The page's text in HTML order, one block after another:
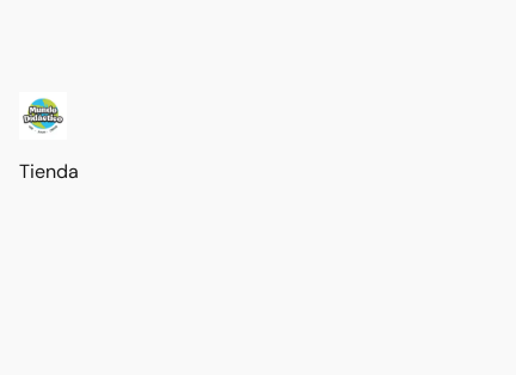
Tienda